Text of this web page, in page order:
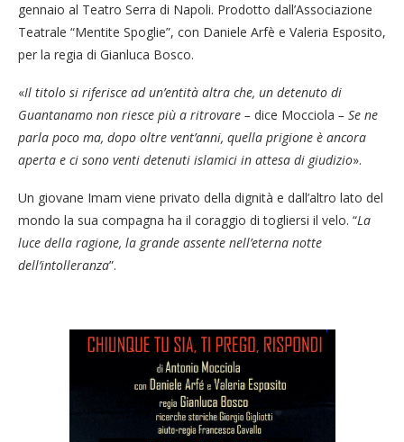
gennaio al Teatro Serra di Napoli. Prodotto dall’Associazione
Teatrale “Mentite Spoglie”, con Daniele Arfè e Valeria Esposito,
per la regia di Gianluca Bosco.
«Il titolo si riferisce ad un’entità altra che, un detenuto di
Guantanamo non riesce più a ritrovare – dice Mocciola – Se ne
parla poco ma, dopo oltre vent’anni, quella prigione è ancora
aperta e ci sono venti detenuti islamici in attesa di giudizio».
Un giovane Imam viene privato della dignità e dall’altro lato del
mondo la sua compagna ha il coraggio di togliersi il velo. “La
luce della ragione, la grande assente nell’eterna notte
dell’intolleranza”.